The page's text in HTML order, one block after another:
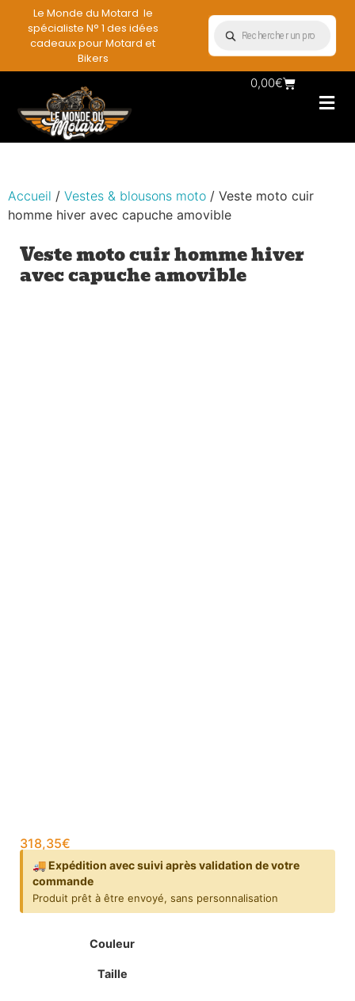
Le Monde du Motard le
spécialiste N° 1 des idées
cadeaux pour Motard et
Bikers
0,00€
Accueil / Vestes & blousons moto / Veste moto cuir
homme hiver avec capuche amovible
Veste moto cuir homme hiver
avec capuche amovible
318,35€
🚚 Expédition avec suivi après validation de votre
commande
Produit prêt à être envoyé, sans personnalisation
Couleur
Taille